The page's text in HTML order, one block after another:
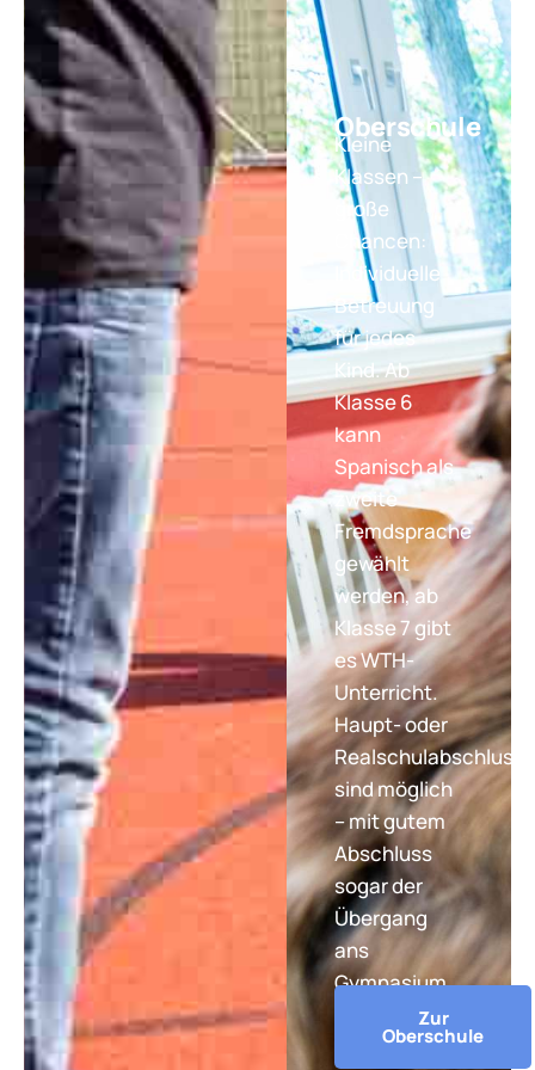
Oberschule
Kleine
Klassen –
große
Chancen:
Individuelle
Betreuung
für jedes
Kind. Ab
Klasse 6
kann
Spanisch als
zweite
Fremdsprache
gewählt
werden, ab
Klasse 7 gibt
es WTH-
Unterricht.
Haupt- oder
Realschulabschluss
sind möglich
– mit gutem
Abschluss
sogar der
Übergang
ans
Gymnasium.
Zur
Oberschule